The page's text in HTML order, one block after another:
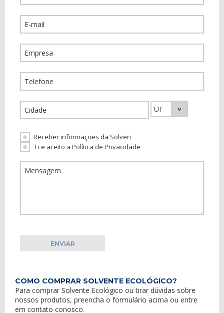
Receber informações da Solven
Li e aceito a Política de Privacidade
COMO COMPRAR SOLVENTE ECOLÓGICO?
Para comprar Solvente Ecológico ou tirar dúvidas sobre
nossos produtos, preencha o formulário acima ou entre
em contato conosco.